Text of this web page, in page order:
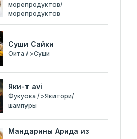
морепродуктов/
морепродуктов
Cуши Сайки
Оита / >Суши
Яки-т avi
Фукуока / >Якитори/
шампуры
Мандарины Арида из